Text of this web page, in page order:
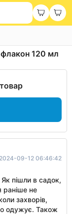
120 мл
2024-09-12 06:46:42
пішли в садок,
раніше не
захворів,
одужує. Також